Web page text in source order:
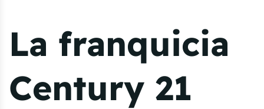
La franquicia
Century 21